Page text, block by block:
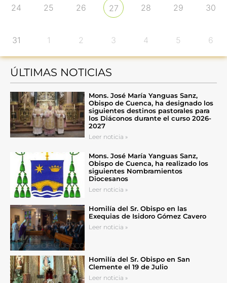
24 25 26 27 28 29 30
31 1 2 3 4 5 6
ÚLTIMAS NOTICIAS
Mons. José María Yanguas Sanz,
Obispo de Cuenca, ha designado los
siguientes destinos pastorales para
los Diáconos durante el curso 2026-
2027
Leer noticia »
Mons. José María Yanguas Sanz,
Obispo de Cuenca, ha realizado los
siguientes Nombramientos
Diocesanos
Leer noticia »
Homilía del Sr. Obispo en las
Exequias de Isidoro Gómez Cavero
Leer noticia »
Homilía del Sr. Obispo en San
Clemente el 19 de Julio
Leer noticia »